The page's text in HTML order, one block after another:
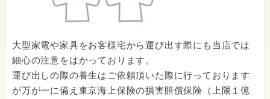
大型家電や家具をお客様宅から運び出す際にも当店では
細心の注意をはかっております。
運び出しの際の養生はご依頼頂いた際に行っております
が万が一に備え東京海上保険の損害賠償保険（上限１億